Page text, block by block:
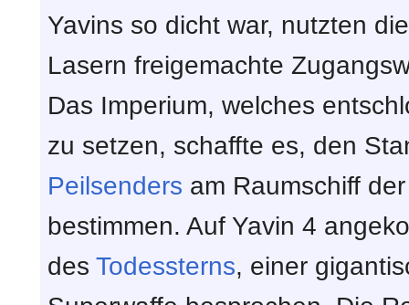
Yavins so dicht war, nutzten
Lasern freigemachte
Das Imperium, welches
zu setzen, schaffte es, den
Peilsenders am Raumschiff
bestimmen. Auf Yavin 4
des Todessterns, einer